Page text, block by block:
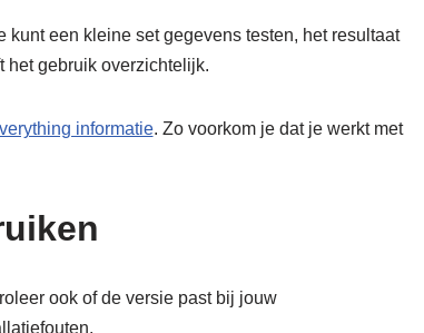
een kleine set gegevens testen, het resultaat
het gebruik overzichtelijk.
informatie. Zo voorkom je dat je werkt met
ook of de versie past bij jouw